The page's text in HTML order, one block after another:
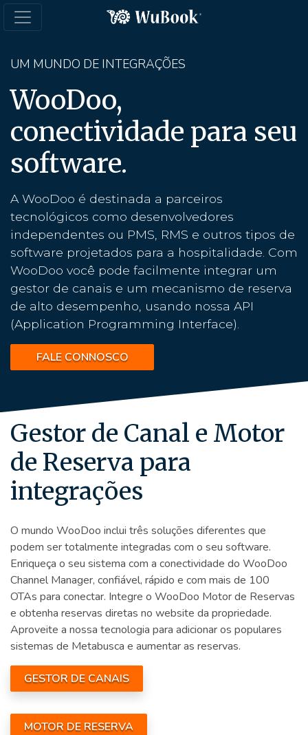
UM MUNDO DE INTEGRAÇÕES
WooDoo,
conectividade para seu
software.
A WooDoo é destinada a parceiros
tecnológicos como desenvolvedores
independentes ou PMS, RMS e outros tipos de
software projetados para a hospitalidade. Com
WooDoo você pode facilmente integrar um
gestor de canais e um mecanismo de reserva
de alto desempenho, usando nossa API
(Application Programming Interface).
FALE CONNOSCO
Gestor de Canal e Motor
de Reserva para
integrações
O mundo WooDoo inclui três soluções diferentes que
podem ser totalmente integradas com o seu software.
Enriqueça o seu sistema com a conectividade do WooDoo
Channel Manager, confiável, rápido e com mais de 100
OTAs para conectar. Integre o WooDoo Motor de Reservas
e obtenha reservas diretas no website da propriedade.
Aproveite a nossa tecnologia para adicionar os populares
sistemas de Metabusca e aumentar as reservas.
GESTOR DE CANAIS
MOTOR DE RESERVA